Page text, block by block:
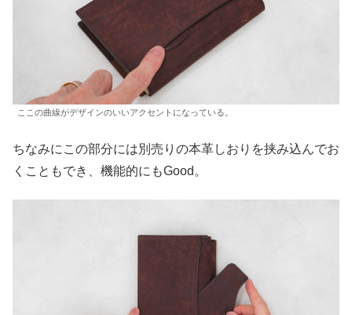
ここの曲線がデザインのいいアクセントになっている。
ちなみにこの部分には別売りの本革しおりを挟み込んでお
くこともでき、機能的にもGood。